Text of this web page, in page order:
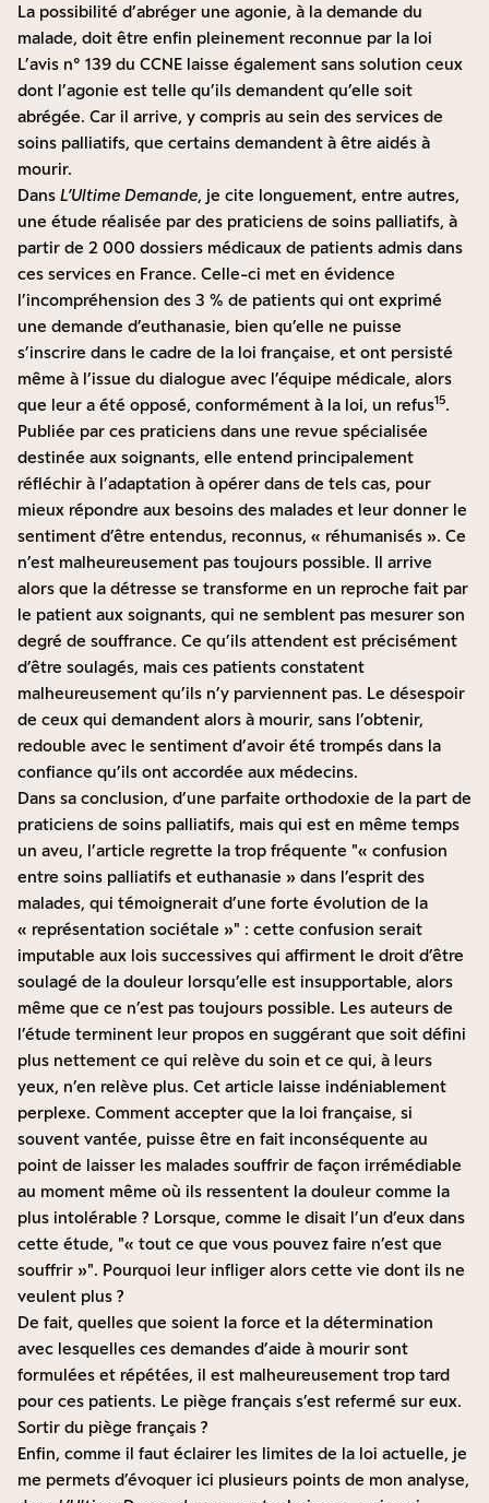
La possibilité d’abréger une agonie, à la demande du
malade, doit être enfin pleinement reconnue par la loi
L’avis n° 139 du CCNE laisse également sans solution ceux
dont l’agonie est telle qu’ils demandent qu’elle soit
abrégée. Car il arrive, y compris au sein des services de
soins palliatifs, que certains demandent à être aidés à
mourir.
Dans L’Ultime Demande, je cite longuement, entre autres,
une étude réalisée par des praticiens de soins palliatifs, à
partir de 2 000 dossiers médicaux de patients admis dans
ces services en France. Celle-ci met en évidence
l’incompréhension des 3 % de patients qui ont exprimé
une demande d’euthanasie, bien qu’elle ne puisse
s’inscrire dans le cadre de la loi française, et ont persisté
même à l’issue du dialogue avec l’équipe médicale, alors
que leur a été opposé, conformément à la loi, un refus15.
Publiée par ces praticiens dans une revue spécialisée
destinée aux soignants, elle entend principalement
réfléchir à l’adaptation à opérer dans de tels cas, pour
mieux répondre aux besoins des malades et leur donner le
sentiment d’être entendus, reconnus, « réhumanisés ». Ce
n’est malheureusement pas toujours possible. Il arrive
alors que la détresse se transforme en un reproche fait par
le patient aux soignants, qui ne semblent pas mesurer son
degré de souffrance. Ce qu’ils attendent est précisément
d’être soulagés, mais ces patients constatent
malheureusement qu’ils n’y parviennent pas. Le désespoir
de ceux qui demandent alors à mourir, sans l’obtenir,
redouble avec le sentiment d’avoir été trompés dans la
confiance qu’ils ont accordée aux médecins.
Dans sa conclusion, d’une parfaite orthodoxie de la part de
praticiens de soins palliatifs, mais qui est en même temps
un aveu, l’article regrette la trop fréquente
« confusion
entre soins palliatifs et euthanasie » dans l’esprit des
malades, qui témoignerait d’une forte évolution de la
« représentation sociétale »
: cette confusion serait
imputable aux lois successives qui affirment le droit d’être
soulagé de la douleur lorsqu’elle est insupportable, alors
même que ce n’est pas toujours possible. Les auteurs de
l’étude terminent leur propos en suggérant que soit défini
plus nettement ce qui relève du soin et ce qui, à leurs
yeux, n’en relève plus. Cet article laisse indéniablement
perplexe. Comment accepter que la loi française, si
souvent vantée, puisse être en fait inconséquente au
point de laisser les malades souffrir de façon irrémédiable
au moment même où ils ressentent la douleur comme la
plus intolérable ? Lorsque, comme le disait l’un d’eux dans
cette étude,
« tout ce que vous pouvez faire n’est que
souffrir » . Pourquoi leur infliger alors cette vie dont ils ne
veulent plus ?
De fait, quelles que soient la force et la détermination
avec lesquelles ces demandes d’aide à mourir sont
formulées et répétées, il est malheureusement trop tard
pour ces patients. Le piège français s’est refermé sur eux.
Sortir du piège français ?
Enfin, comme il faut éclairer les limites de la loi actuelle, je
me permets d’évoquer ici plusieurs points de mon analyse,